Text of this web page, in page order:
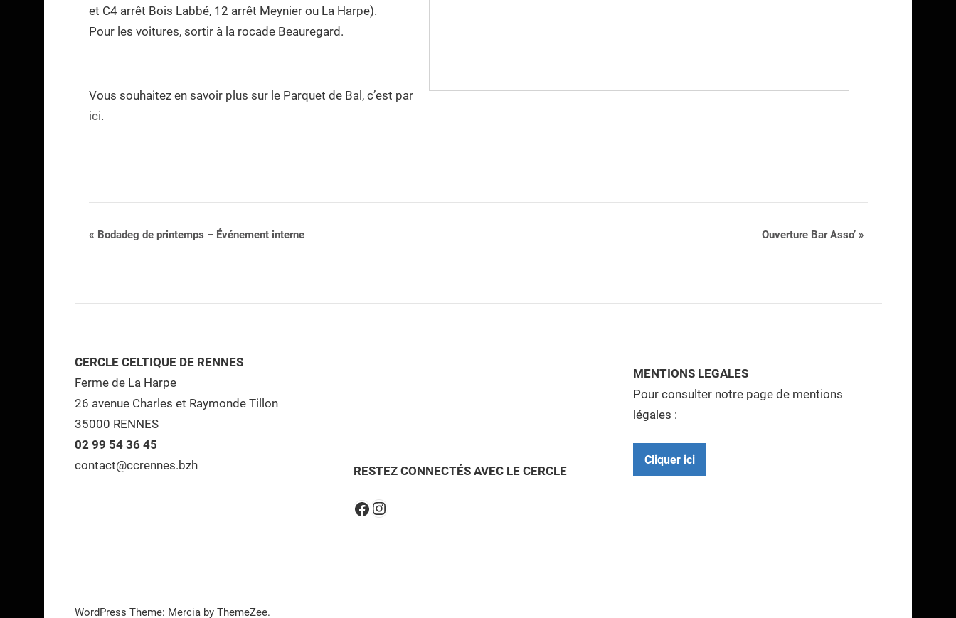
et C4 arrêt Bois Labbé, 12 arrêt Meynier ou La Harpe).
Pour les voitures, sortir à la rocade Beauregard.
Vous souhaitez en savoir plus sur le Parquet de Bal, c’est par
ici.
Navigation
« Bodadeg de printemps – Événement interne Ouverture Bar Asso’ »
CERCLE CELTIQUE DE RENNES
Ferme de La Harpe
26 avenue Charles et Raymonde Tillon
35000 RENNES
02 99 54 36 45
contact@ccrennes.bzh
RESTEZ CONNECTÉS AVEC LE CERCLE
Facebook
Instagram
MENTIONS LEGALES
Pour consulter notre page de mentions
légales :
Cliquer ici
WordPress Theme: Mercia by ThemeZee.